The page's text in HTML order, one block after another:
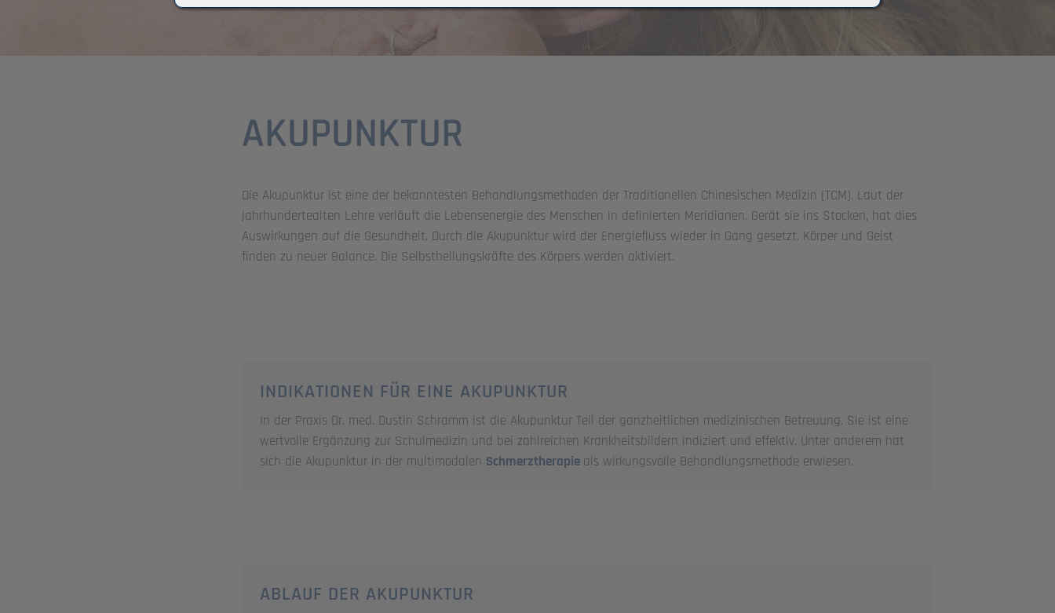
AKUPUNKTUR
Die Akupunktur ist eine der bekanntesten Behandlungsmethoden der Traditionellen Chinesischen Medizin (TCM). Laut der
jahrhundertealten Lehre verläuft die Lebensenergie des Menschen in definierten Meridianen. Gerät sie ins Stocken, hat dies
Auswirkungen auf die Gesundheit. Durch die Akupunktur wird der Energiefluss wieder in Gang gesetzt. Körper und Geist
finden zu neuer Balance. Die Selbstheilungskräfte des Körpers werden aktiviert.
INDIKATIONEN FÜR EINE AKUPUNKTUR
In der Praxis Dr. med. Dustin Schramm ist die Akupunktur Teil der ganzheitlichen medizinischen Betreuung. Sie ist eine
wertvolle Ergänzung zur Schulmedizin und bei zahlreichen Krankheitsbildern indiziert und effektiv. Unter anderem hat
sich die Akupunktur in der multimodalen Schmerztherapie als wirkungsvolle Behandlungsmethode erwiesen.
ABLAUF DER AKUPUNKTUR